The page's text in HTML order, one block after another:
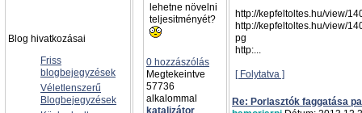
Blog hivatkozásai
Friss
blogbejegyzések
Véletlenszerű
Blogbejegyzések
lehetne növelni
teljesitményét?
0 hozzászólás
Megtekeintve
57736
alkalommal
http://kepfeltoltes.hu/view/
http://kepfeltoltes.hu/view/
pg
http:...
[ Folytatva ]
Re: Porlasztók faggatása